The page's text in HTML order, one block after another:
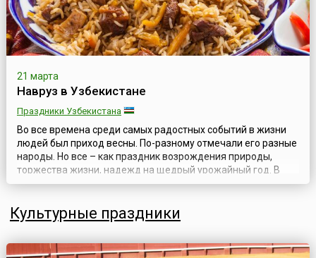
21 марта
Навруз в Узбекистане
Праздники Узбекистана
Во все времена среди самых радостных событий в жизни
людей был приход весны. По-разному отмечали его разные
народы. Но все – как праздник возрождения природы,
торжества жизни, надежд на щедрый урожайный год. В
переводе с фарси Навруз обозначает «новый день».
нового года. Как известно, 21 марта – это день весеннего
равноденствия. Продолжите...
Культурные праздники